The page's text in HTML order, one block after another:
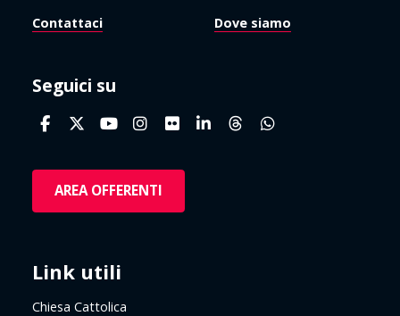
Contattaci Dove siamo
Seguici su
AREA OFFERENTI
Link utili
Chiesa Cattolica